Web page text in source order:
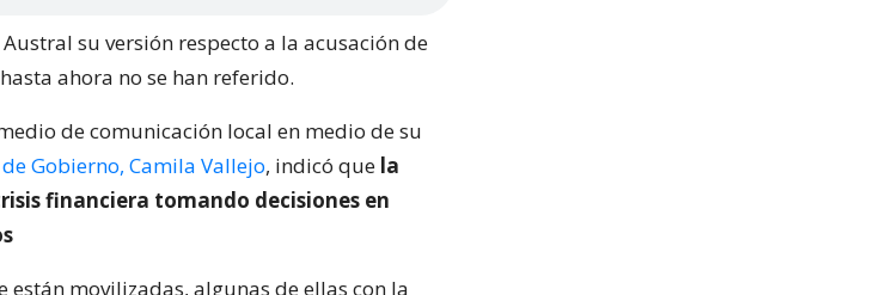
su versión respecto a la acusación de
ahora no se han referido.
de comunicación local en medio de su
Gobierno, Camila Vallejo, indicó que la
financiera tomando decisiones en
están movilizadas, algunas de ellas con la